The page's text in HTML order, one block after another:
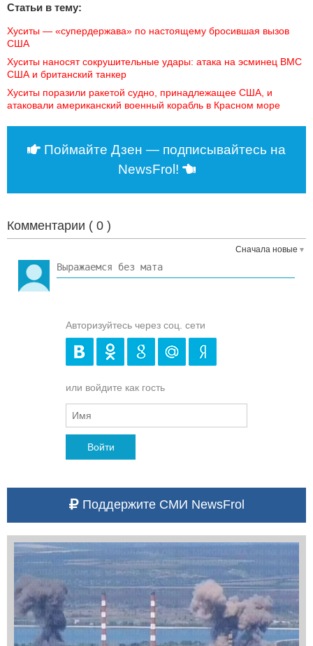
Статьи в тему:
Хуситы — «супердержава» по настоящему бросившая вызов
США
Хуситы наносят сокрушительные удары: атака на эсминец ВМС
США и британский танкер
Хуситы поразили ракетой судно, принадлежащее США, и
атаковали американский военный корабль в Красном море
Поймайте Дзен — подписывайтесь на
NewsFrol!
Комментарии ( 0 )
Сначала новые
Авторизуйтесь через соц. сети
или войдите как гость
Войти
Поддержите СМИ NewsFrol